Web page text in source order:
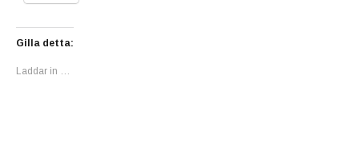
Gilla detta:
Laddar in …